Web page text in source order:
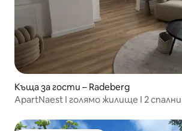
Къща за гости – Radeberg
ApartNaest I голямо жилище I 2 спални